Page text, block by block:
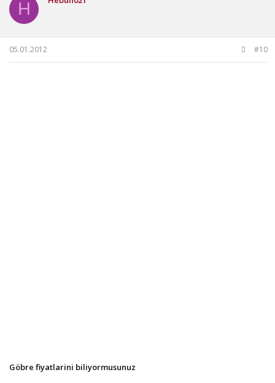
H
05.01.2012 #10
Göbre fiyatlarini biliyormusunuz